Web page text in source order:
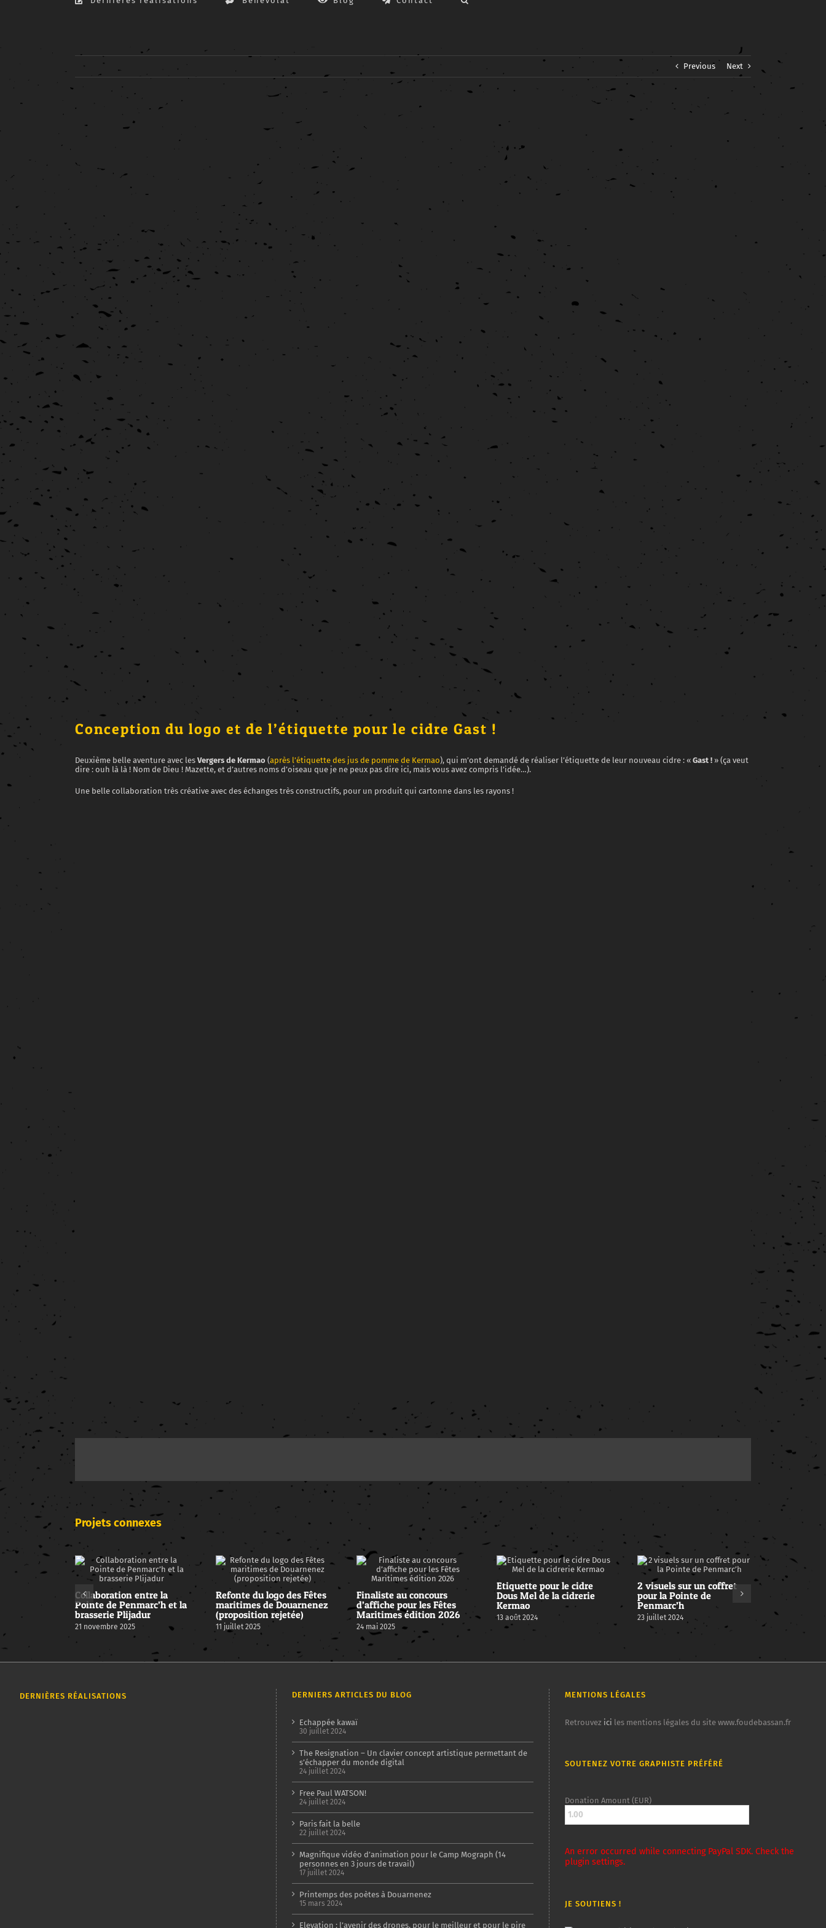
Previous Next
Larger
Image
Conception du logo et de l’étiquette pour le cidre Gast !
Deuxième belle aventure avec les Vergers de Kermao (après l’étiquette des jus de pomme de Kermao), qui m’ont demandé de réaliser l’étiquette de leur nouveau cidre : « Gast ! » (ça veut
dire : ouh là là ! Nom de Dieu ! Mazette, et d’autres noms d’oiseau que je ne peux pas dire ici, mais vous avez compris l’idée…).
Une belle collaboration très créative avec des échanges très constructifs, pour un produit qui cartonne dans les rayons !
Projets connexes
Collaboration entre la
Pointe de Penmarc’h et la
brasserie Plijadur
21 novembre 2025
Refonte du logo des Fêtes
maritimes de Douarnenez
(proposition rejetée)
11 juillet 2025
Finaliste au concours
d’affiche pour les Fêtes
Maritimes édition 2026
24 mai 2025
Etiquette pour le cidre
Dous Mel de la cidrerie
Kermao
13 août 2024
2 visuels sur un coffret
pour la Pointe de
Penmarc’h
23 juillet 2024
DERNIÈRES RÉALISATIONS DERNIERS ARTICLES DU BLOG
Echappée kawaï
30 juillet 2024
The Resignation – Un clavier concept artistique permettant de
s’échapper du monde digital
24 juillet 2024
Free Paul WATSON!
24 juillet 2024
Paris fait la belle
22 juillet 2024
Magnifique vidéo d’animation pour le Camp Mograph (14
personnes en 3 jours de travail)
17 juillet 2024
Printemps des poètes à Douarnenez
15 mars 2024
Elevation : l’avenir des drones, pour le meilleur et pour le pire
MENTIONS LÉGALES
Retrouvez ici les mentions légales du site www.foudebassan.fr
SOUTENEZ VOTRE GRAPHISTE PRÉFÉRÉ
Donation Amount (EUR)
An error occurred while connecting PayPal SDK. Check the
plugin settings.
JE SOUTIENS !